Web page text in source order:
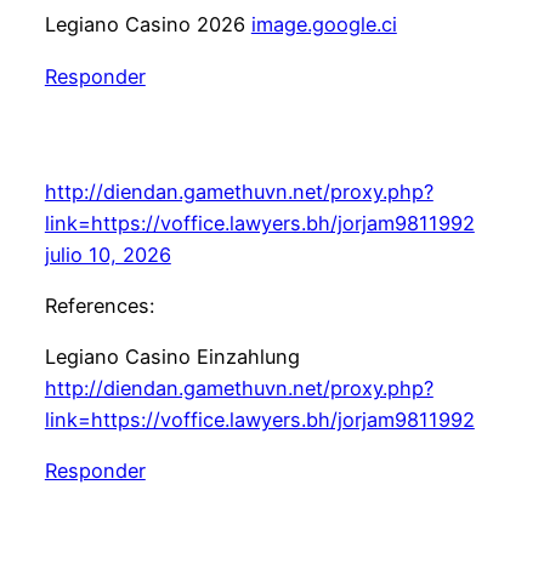
Legiano Casino 2026 image.google.ci
Responder
http://diendan.gamethuvn.net/proxy.php?
link=https://voffice.lawyers.bh/jorjam9811992
julio 10, 2026
References:
Legiano Casino Einzahlung
http://diendan.gamethuvn.net/proxy.php?
link=https://voffice.lawyers.bh/jorjam9811992
Responder